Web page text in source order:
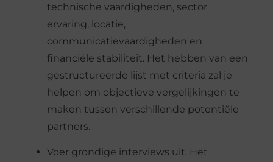
technische vaardigheden, sector
ervaring, locatie,
communicatievaardigheden en
financiële stabiliteit. Het hebben van een
gestructureerde lijst met criteria zal je
helpen om objectieve vergelijkingen te
maken tussen verschillende potentiële
partners.
Voer grondige interviews uit. Het